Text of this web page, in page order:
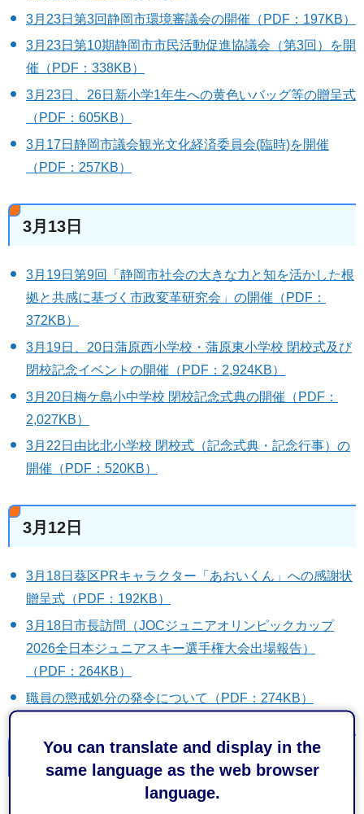
You can translate and display in the
same language as the web browser
language.
3月23日第3回静岡市環境審議会の開催（PDF：197KB）
3月23日第10期静岡市市民活動促進協議会（第3回）を開
催（PDF：338KB）
3月23日、26日新小学1年生への黄色いバッグ等の贈呈式
（PDF：605KB）
3月17日静岡市議会観光文化経済委員会(臨時)を開催
（PDF：257KB）
3月13日
3月19日第9回「静岡市社会の大きな力と知を活かした根
拠と共感に基づく市政変革研究会」の開催（PDF：
372KB）
3月19日、20日蒲原西小学校・蒲原東小学校 閉校式及び
閉校記念イベントの開催（PDF：2,924KB）
3月20日梅ケ島小中学校 閉校記念式典の開催（PDF：
2,027KB）
3月22日由比北小学校 閉校式（記念式典・記念行事）の
開催（PDF：520KB）
3月12日
3月18日葵区PRキャラクター「あおいくん」への感謝状
贈呈式（PDF：192KB）
3月18日市長訪問（JOCジュニアオリンピックカップ
2026全日本ジュニアスキー選手権大会出場報告）
（PDF：264KB）
職員の懲戒処分の発令について（PDF：274KB）
3月11日
3月16日静岡市協働パイロット事業成果報告会の開催